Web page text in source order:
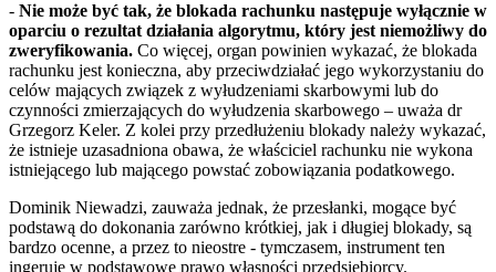
- Nie może być tak, że blokada rachunku następuje wyłącznie w
oparciu o rezultat działania algorytmu, który jest niemożliwy do
zweryfikowania. Co więcej, organ powinien wykazać, że blokada
rachunku jest konieczna, aby przeciwdziałać jego wykorzystaniu do
celów mających związek z wyłudzeniami skarbowymi lub do
czynności zmierzających do wyłudzenia skarbowego – uważa dr
Grzegorz Keler. Z kolei przy przedłużeniu blokady należy wykazać,
że istnieje uzasadniona obawa, że właściciel rachunku nie wykona
istniejącego lub mającego powstać zobowiązania podatkowego.
Dominik Niewadzi, zauważa jednak, że przesłanki, mogące być
podstawą do dokonania zarówno krótkiej, jak i długiej blokady, są
bardzo ocenne, a przez to nieostre - tymczasem, instrument ten
ingeruje w podstawowe prawo własności przedsiębiorcy.